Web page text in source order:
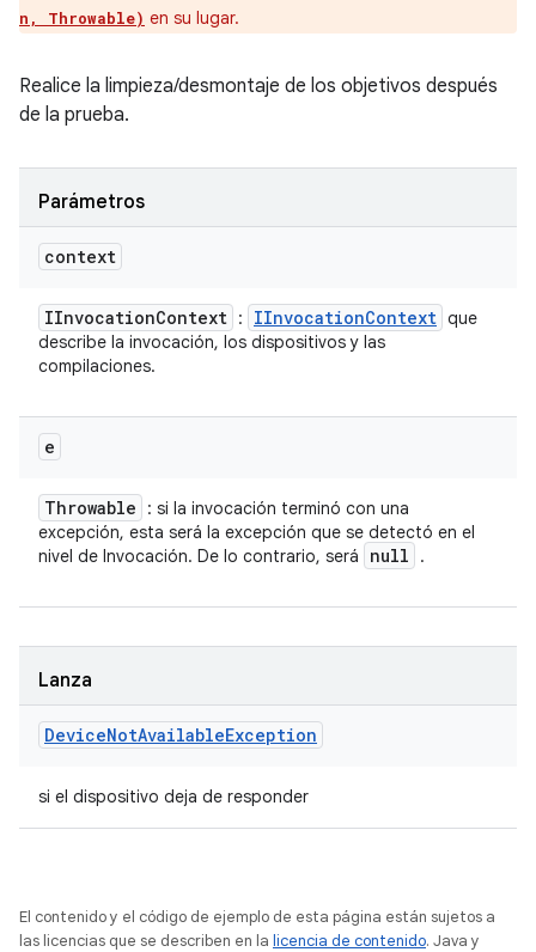
n, Throwable) en su lugar.
Realice la limpieza/desmontaje de los objetivos después
de la prueba.
Parámetros
context
IInvocationContext : IInvocationContext que
describe la invocación, los dispositivos y las
compilaciones.
e
Throwable
: si la invocación terminó con una
excepción, esta será la excepción que se detectó en el
nivel de Invocación. De lo contrario, será
null .
Lanza
DeviceNotAvailableException
si el dispositivo deja de responder
El contenido y el código de ejemplo de esta página están sujetos a
las licencias que se describen en la licencia de contenido. Java y